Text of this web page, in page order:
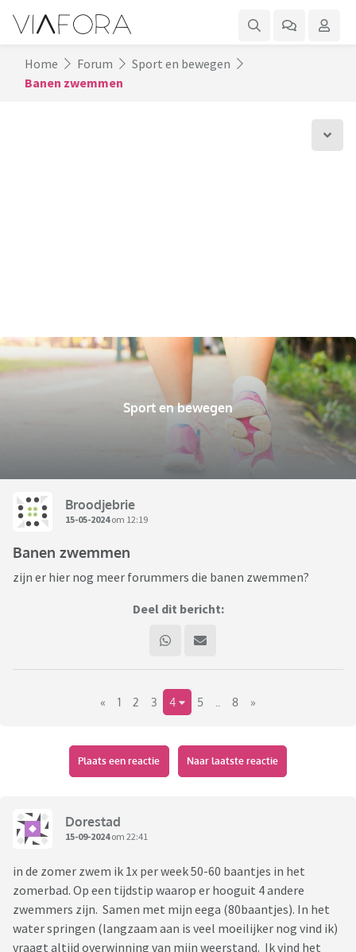
Home Forum
Sport en bewegen
Banen zwemmen
Sport en bewegen
Broodjebrie
15-05-2024om 12:19
Banen zwemmen
zijn er hier nog meer forummers die banen zwemmen?
Deel dit bericht:
« 1 2 3 4 5 8 »
Plaats een reactie Naar laatste reactie
Dorestad
15-09-2024om 22:41
in de zomer zwem ik 1x per week 50-60 baantjes in het
zomerbad. Op een tijdstip waarop er hooguit 4 andere
zwemmers zijn. Samen met mijn eega (80baantjes). In het
water springen (langzaam aan is veel moeilijker nog vind ik)
vraagt altijd overwinning van mijn weerstand. Ik vind het